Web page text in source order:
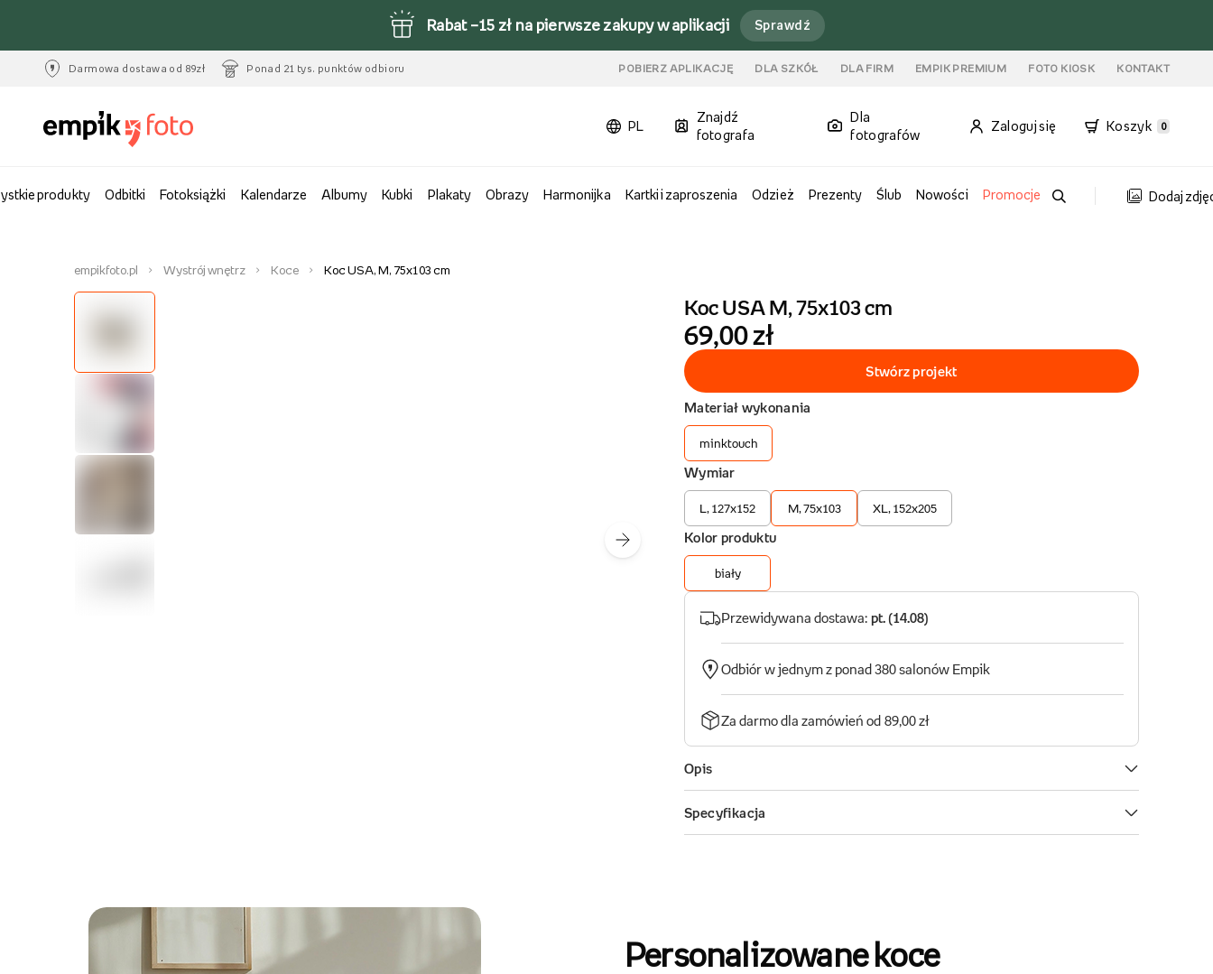
Rabat –15 zł na pierwsze zakupy w aplikacji Sprawdź
Darmowa dostawa od 89zł Ponad 21 tys. punktów odbioru POBIERZ APLIKACJĘ DLA SZKÓŁ DLA FIRM EMPIK PREMIUM FOTO KIOSK KONTAKT
PL
Znajdź
fotografa
Dla
fotografów
Zaloguj się Koszyk 0
produkty Odbitki Fotoksiążki Kalendarze Albumy Kubki Plakaty Obrazy Harmonijka Kartki i zaproszenia Odzież Prezenty Ślub Nowości Promocje Dodaj
empikfoto.pl Wystrój wnętrz Koce Koc USA, M, 75x103 cm
Personalizowane koce